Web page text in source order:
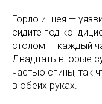
Горло и шея —
сидите под
столом — каждый
Двадцать вторые
частью спины, так
в обеих руках.